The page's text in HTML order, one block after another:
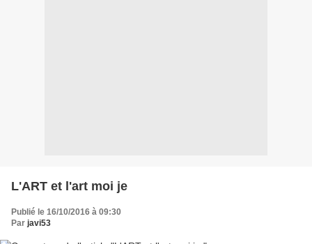
L'ART et l'art moi je
Publié le 16/10/2016 à 09:30
Par javi53